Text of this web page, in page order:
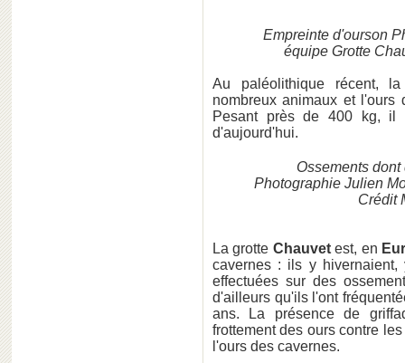
Empreinte d'ourson
équipe Grotte
Au paléolithique récent,
nombreux animaux et l'ours
Pesant près de 400 kg, il
d'aujourd'hui.
Ossements
Photographie Julien
Crédit
La grotte Chauvetest, en
cavernes : ils y hivernaient,
effectuées sur des
d'ailleurs qu'ils l'ont
ans. La présence de
frottement des ours contre
l'ours des cavernes.